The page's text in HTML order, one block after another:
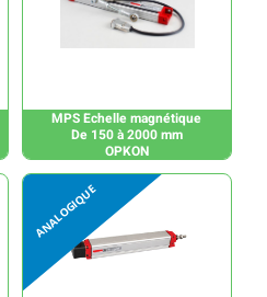
MPS Echelle magnétique
De 150 à 2000 mm
OPKON